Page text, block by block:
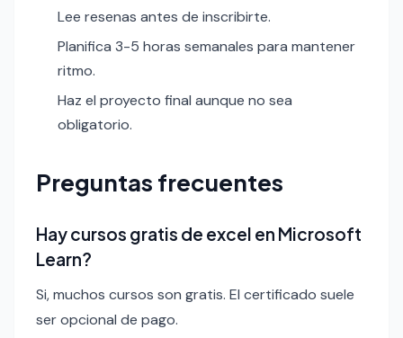
Lee resenas antes de inscribirte.
Planifica 3-5 horas semanales para mantener
ritmo.
Haz el proyecto final aunque no sea
obligatorio.
Preguntas frecuentes
Hay cursos gratis de excel en Microsoft
Learn?
Si, muchos cursos son gratis. El certificado suele
ser opcional de pago.